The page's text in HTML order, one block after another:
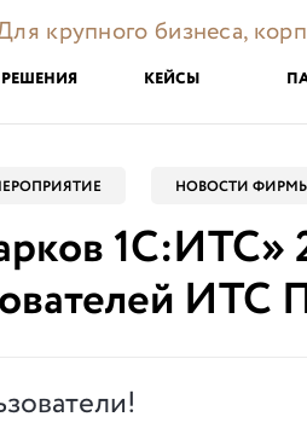
крупного бизнеса,
РЕШЕНИЯ КЕЙСЫ
НОВОСТИ
1С:ИТС»